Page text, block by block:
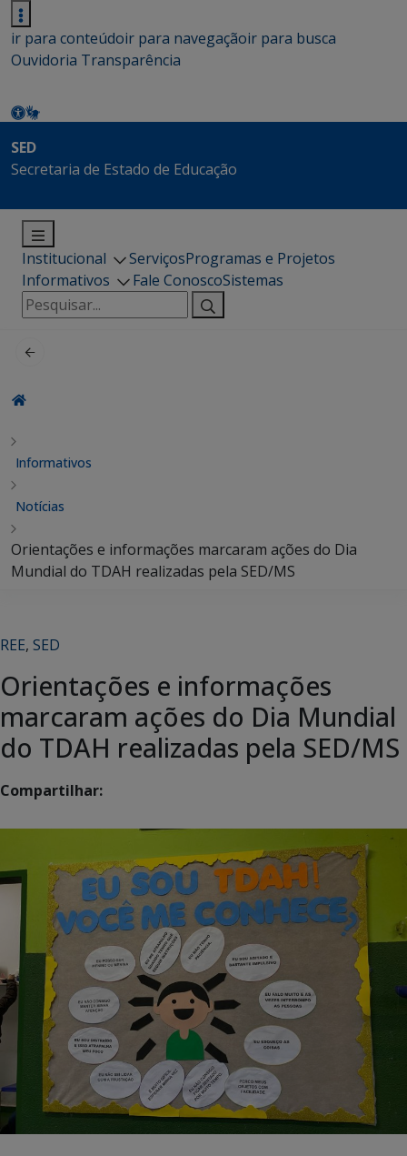
ir para conteúdoir para navegaçãoir para busca
Ouvidoria Transparência
SED
Secretaria de Estado de Educação
Institucional ServiçosProgramas e Projetos
Informativos
Fale ConoscoSistemas
Pesquisar
por:
Informativos
Notícias
Orientações e informações marcaram ações do Dia
Mundial do TDAH realizadas pela SED/MS
REE, SED
Orientações e informações
marcaram ações do Dia Mundial
do TDAH realizadas pela SED/MS
Compartilhar: